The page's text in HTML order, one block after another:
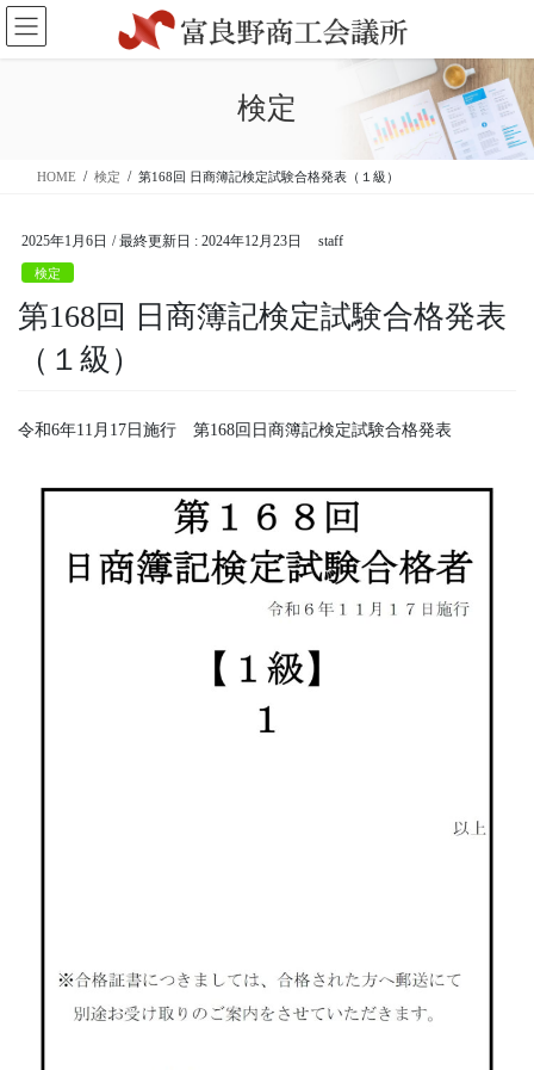
コ
ン
ナ
ビ
検定
HOME 検定 第168回 日商簿記検定試験合格発表（１級）
2025年1月6日 / 最終更新日 : 2024年12月23日 staff
検定
第168回 日商簿記検定試験合格発表
（１級）
令和6年11月17日施行 第168回日商簿記検定試験合格発表